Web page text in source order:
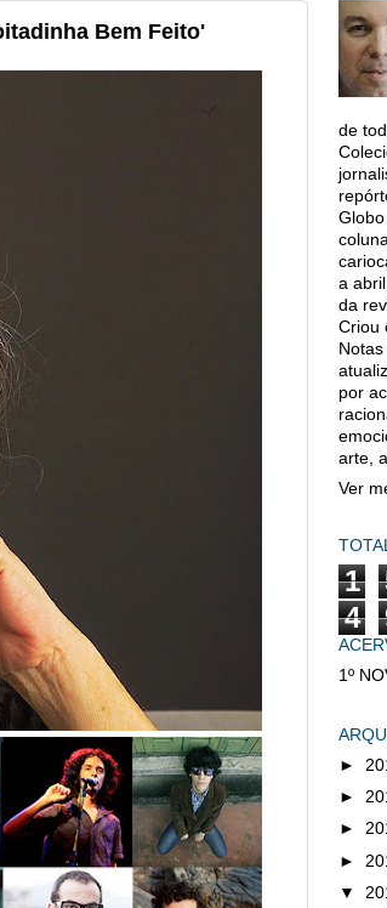
Bem Feito'
de
a
da
Criou
por
arte,
Ver
1
4
1º
►
►
►
►
▼